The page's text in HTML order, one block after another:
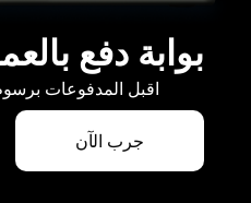
بوابة دفع
اقبل المدفوعات برسوم تبدأ
جرب الآن